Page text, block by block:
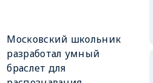
Московский школьник
разработал умный
браслет для